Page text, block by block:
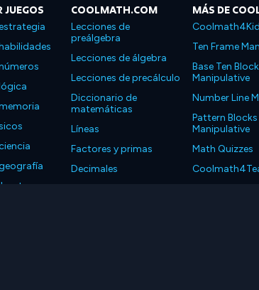
JUEGOS COOLMATH.COM
Lecciones de
preálgebra
Lecciones de álgebra
Lecciones de precálculo
Diccionario de
matemáticas
Líneas
Factores y primas
Decimales
MÁS DE
Ten Frame
Base Ten
Manipulative
Number Line
Pattern Blocks
Manipulative
Math Quizzes